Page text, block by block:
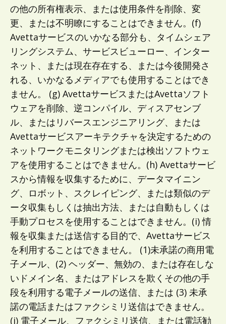
の他の所有権表示、または使用条件を削除、変
更、または不明瞭にすることはできません。(f)
Avettaサービスのいかなる部分も、タイムシェア
リングシステム、サービスビューロー、インター
ネット、または現在存在する、または今後開発さ
れる、いかなるメディアでも使用することはでき
ません。 (g) AvettaサービスまたはAvettaソフト
ウェアを削除、逆コンパイル、ディスアセンブ
ル、またはリバースエンジニアリング、または
Avettaサービスアーキテクチャを決定するための
ネットワークモニタリングまたは検出ソフトウェ
アを使用することはできません。(h) Avettaサービ
スから情報を収集するために、データマイニン
グ、ロボット、スクレイピング、または類似のデ
ータ収集もしくは抽出方法、または自動もしくは
手動プロセスを使用することはできません。(i) 情
報を収集または送信する目的で、Avettaサービス
を利用することはできません。 (1)未承諾の商用電
子メール、(2) ヘッダー、無効の、または存在しな
いドメイン名、またはアドレスを欺くその他の手
段を利用する電子メールの送信、または (3) 未承
諾の電話またはファクシミリ送信はできません。
(j) 電子メール、ファクシミリ送信、または電話勧